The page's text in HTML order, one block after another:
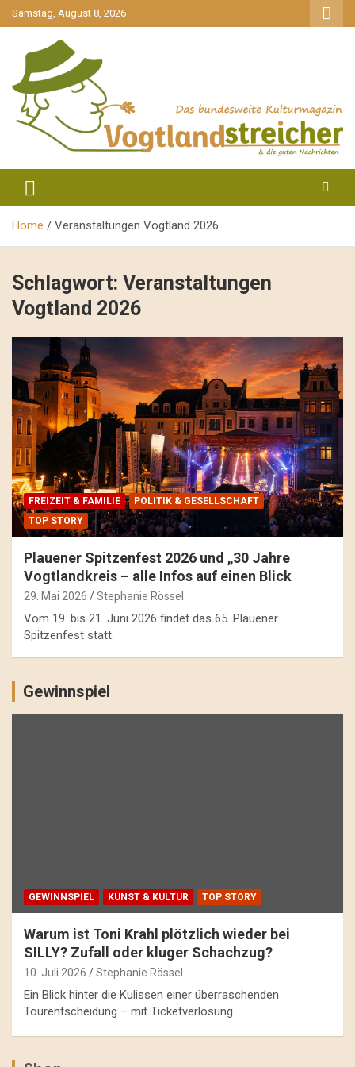
gehe
zum
Samstag, August 8, 2026
Vogtlandstreicher
Home Veranstaltungen Vogtland 2026
Schlagwort: Veranstaltungen
Vogtland 2026
FREIZEIT & FAMILIE
POLITIK & GESELLSCHAFT
TOP STORY
Plauener Spitzenfest 2026 und „30 Jahre
Vogtlandkreis – alle Infos auf einen Blick
29. Mai 2026 Stephanie Rössel
Vom 19. bis 21. Juni 2026 findet das 65. Plauener
Spitzenfest statt.
Gewinnspiel
GEWINNSPIEL KUNST & KULTUR TOP STORY
Warum ist Toni Krahl plötzlich wieder bei
SILLY? Zufall oder kluger Schachzug?
10. Juli 2026 Stephanie Rössel
Ein Blick hinter die Kulissen einer überraschenden
Tourentscheidung – mit Ticketverlosung.